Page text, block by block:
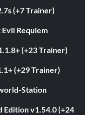
(+7 Trainer)
Requiem
(+23 Trainer)
(+29 Trainer)
Station
Edition v1.54.0 (+24